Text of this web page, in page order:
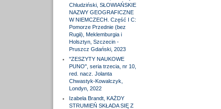
Chludziński, SŁOWIAŃSKIE
NAZWY GEOGRAFICZNE
W NIEMCZECH. Część I C:
Pomorze Przednie (bez
Rugii), Meklemburgia i
Holsztyn, Szczecin -
Pruszcz Gdański, 2023
"ZESZYTY NAUKOWE
PUNO", seria trzecia, nr 10,
red. nacz. Jolanta
Chwastyk-Kowalczyk,
Londyn, 2022
Izabela Brandt, KAŻDY
STRUMIEŃ SKŁADA SIĘ Z